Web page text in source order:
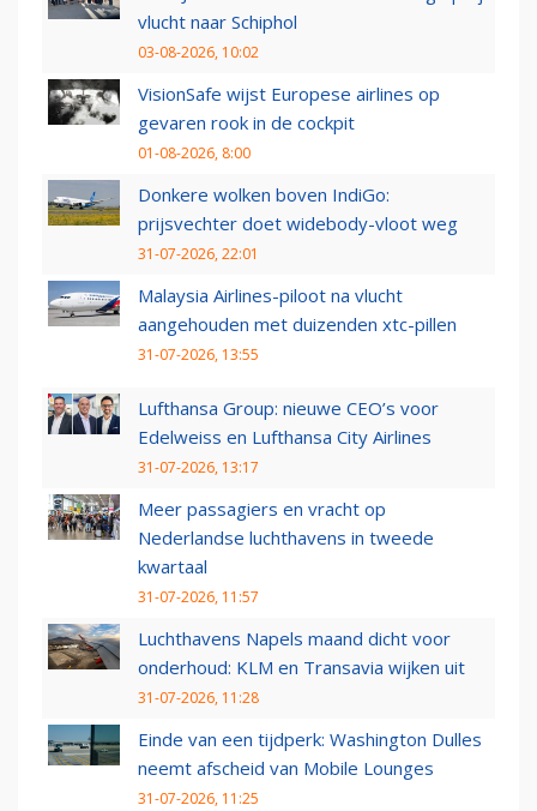
vlucht naar Schiphol
03-08-2026, 10:02
VisionSafe wijst Europese airlines op
gevaren rook in de cockpit
01-08-2026, 8:00
Donkere wolken boven IndiGo:
prijsvechter doet widebody-vloot weg
31-07-2026, 22:01
Malaysia Airlines-piloot na vlucht
aangehouden met duizenden xtc-pillen
31-07-2026, 13:55
Lufthansa Group: nieuwe CEO’s voor
Edelweiss en Lufthansa City Airlines
31-07-2026, 13:17
Meer passagiers en vracht op
Nederlandse luchthavens in tweede
kwartaal
31-07-2026, 11:57
Luchthavens Napels maand dicht voor
onderhoud: KLM en Transavia wijken uit
31-07-2026, 11:28
Einde van een tijdperk: Washington Dulles
neemt afscheid van Mobile Lounges
31-07-2026, 11:25